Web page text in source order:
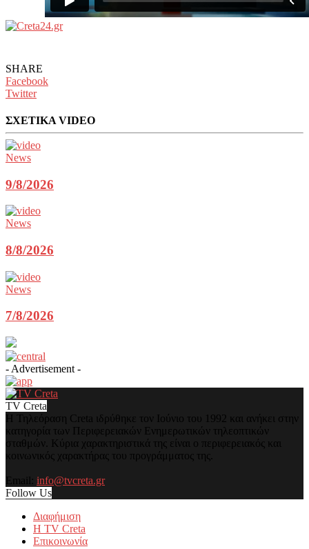
SHARE
Facebook
Twitter
ΣΧΕΤΙΚΑ VIDEO
News
9/8/2026
News
8/8/2026
News
7/8/2026
- Advertisement -
TV Creta
Η Τηλεόραση Creta ιδρύθηκε τον Ιούνιο του 1992 και ανήκει στην
κατηγορία των Περιφερειακών Ενημερωτικών τηλεοπτικών
σταθμών. Κύρια χαρακτηριστικά της είναι ο περιφερειακός και
κοινωνικός χαρακτήρας του προγράμματος της.
Email: info@tvcreta.gr
Follow Us
Διαφήμιση
Η TV Creta
Επικοινωνία